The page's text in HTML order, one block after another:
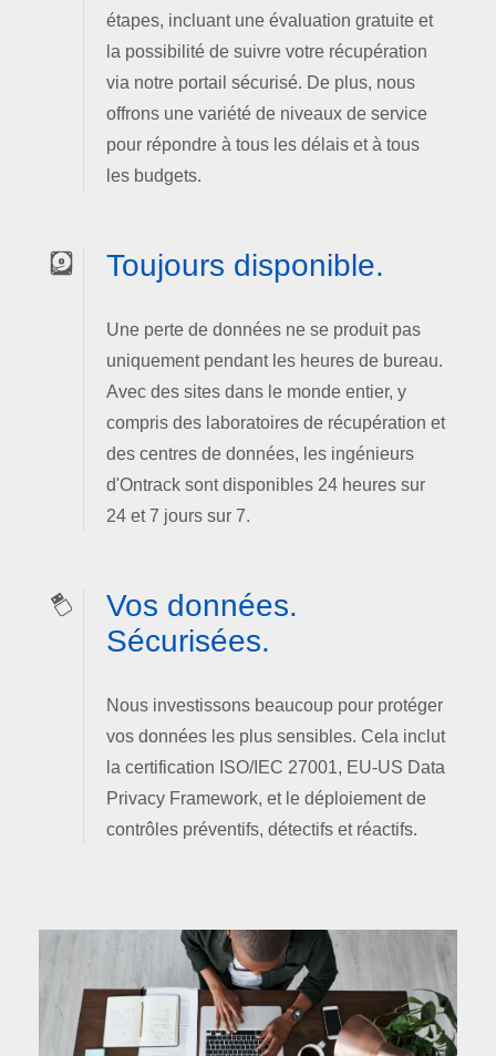
étapes, incluant une évaluation gratuite et
la possibilité de suivre votre récupération
via notre portail sécurisé. De plus, nous
offrons une variété de niveaux de service
pour répondre à tous les délais et à tous
les budgets.
Toujours disponible.
Une perte de données ne se produit pas
uniquement pendant les heures de bureau.
Avec des sites dans le monde entier, y
compris des laboratoires de récupération et
des centres de données, les ingénieurs
d'Ontrack sont disponibles 24 heures sur
24 et 7 jours sur 7.
Vos données.
Sécurisées.
Nous investissons beaucoup pour protéger
vos données les plus sensibles. Cela inclut
la certification ISO/IEC 27001, EU-US Data
Privacy Framework, et le déploiement de
contrôles préventifs, détectifs et réactifs.